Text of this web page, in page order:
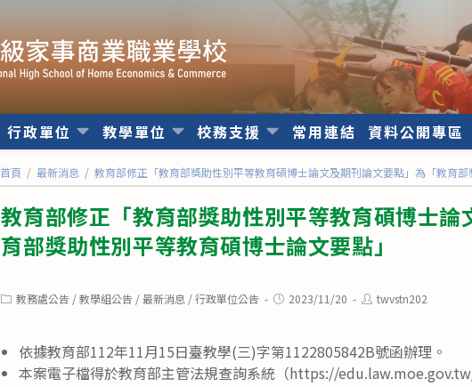
行政單位 教學單位 校務支援 常用連結 資料公開專區
首頁 / 最新消息 / 教育部修正「教育部獎助性別平等教育碩博士論文及期刊論文要點」為「教育部
教育部修正「教育部獎助性別平等教育碩博士
育部獎助性別平等教育碩博士論文要點」
Post教務處公告 / 教學組公告 / 最新消息 / 行政單位公告
Post2023/11/20
Posttwvstn202
依據教育部112年11月15日臺教學(三)字第1122805842B號函辦理。
本案電子檔得於教育部主管法規查詢系統（https://